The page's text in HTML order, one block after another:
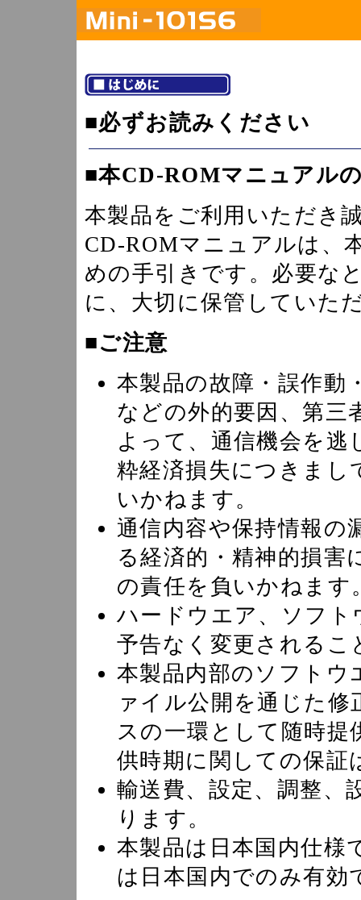
■必ずお読みください
■本CD-ROMマニュアル
本製品をご利用いただき
CD-ROMマニュアルは、
めの手引きです。必要な
に、大切に保管していた
■ご注意
本製品の故障・誤作動
などの外的要因、第三
よって、通信機会を
粋経済損失につきまし
いかねます。
通信内容や保持情報の
る経済的・精神的損害
の責任を負いかねます
ハードウエア、ソフト
予告なく変更されるこ
本製品内部のソフトウ
ァイル公開を通じた
スの一環として随時
供時期に関しての保証
輸送費、設定、調整、
ります。
本製品は日本国内仕様
は日本国内でのみ有効